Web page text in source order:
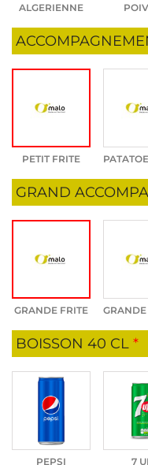
ALGERIENNE
PETIT FRITE
GRAND
GRANDE FRITE GRANDE
BOISSON 40 CL *
PEPSI 7